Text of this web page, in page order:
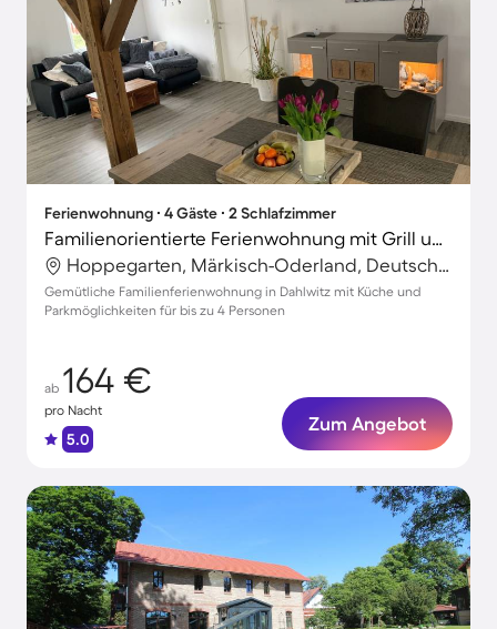
Ferienwohnung ∙ 4 Gäste ∙ 2 Schlafzimmer
Familienorientierte Ferienwohnung mit Grill und Terrasse
Hoppegarten, Märkisch-Oderland, Deutschland
Gemütliche Familienferienwohnung in Dahlwitz mit Küche und
Parkmöglichkeiten für bis zu 4 Personen
ab 164 €
pro Nacht
5.0
Zum Angebot